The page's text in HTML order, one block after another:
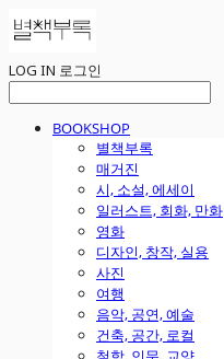
LOG IN 로그인
BOOKSHOP
별책부록
매거진
시, 소설, 에세이
일러스트, 회화, 만화
영화
디자인, 창작, 실용
사진
여행
음악, 공연, 예술
건축, 공간, 로컬